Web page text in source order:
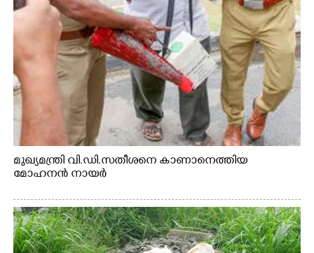
മുഖ്യമന്ത്രി വി.ഡി.സതീശനെ കാണാനെത്തിയ
മോഹനൻ നായർ